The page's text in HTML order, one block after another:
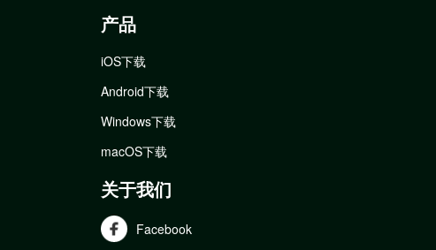
产品
iOS下载
Android下载
Windows下载
macOS下载
关于我们
Facebook